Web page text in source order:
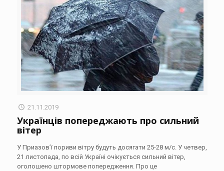
21.11.2019
Українців попереджають про сильний
вітер
У Приазов’ї пориви вітру будуть досягати 25-28 м/с. У четвер,
21 листопада, по всій Україні очікується сильний вітер,
оголошено штормове попередження. Про це